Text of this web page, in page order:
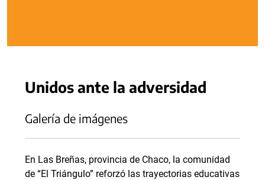
Unidos ante la adversidad
Galería de imágenes
En Las Breñas, provincia de Chaco, la comunidad
de “El Triángulo” reforzó las trayectorias educativas